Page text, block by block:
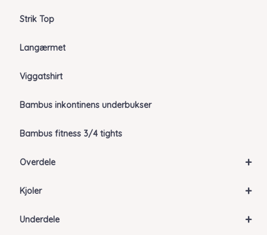
Strik Top
Langærmet
Viggatshirt
Bambus inkontinens underbukser
Bambus fitness 3/4 tights
+
Overdele
+
Kjoler
+
Underdele